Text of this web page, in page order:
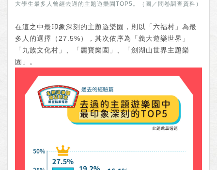
大學生最多人曾經去過的主題遊樂園TOP5。（圖／問卷調查資料）
在這之中最印象深刻的主題遊樂園，則以「六福村」為最
多人的選擇（27.5%），其次依序為「義大遊樂世界」
「九族文化村」、「麗寶樂園」、「劍湖山世界主題樂
園」。